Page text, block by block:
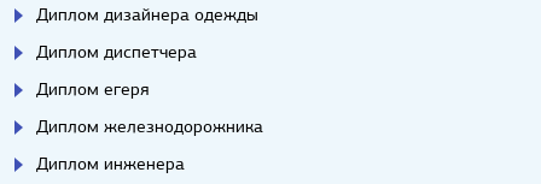
Диплом дизайнера одежды
Диплом диспетчера
Диплом егеря
Диплом железнодорожника
Диплом инженера